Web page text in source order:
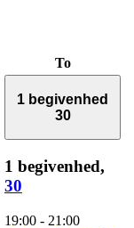
Totorsdag
1 begivenhed
30
1 begivenhed,
30
19:00 - 21:00